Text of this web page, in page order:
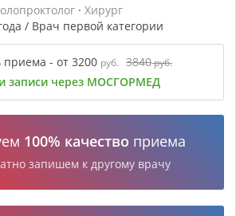
· Хирург
/ Врач первой категории
приема - от 3200 руб. 3840руб.
записи через МОСГОРМЕД
100% качество приема
запишем к другому врачу